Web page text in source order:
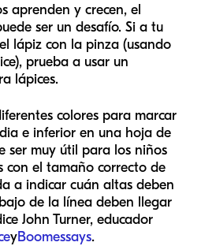
aprenden y crecen, el
ser un desafío. Si a tu
lápiz con la pinza (usando
prueba a usar un
lápices.
colores para marcar
e inferior en una hoja de
ser muy útil para los niños
con el tamaño correcto de
a indicar cuán altas deben
de la línea deben llegar
John Turner, educador
yBoomessays.